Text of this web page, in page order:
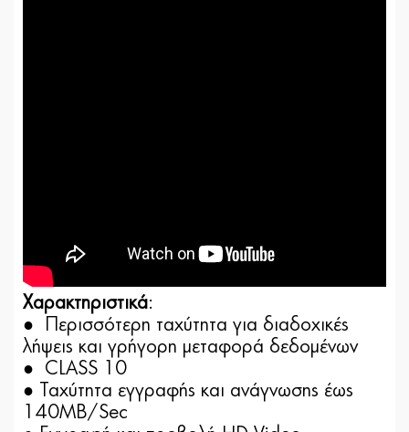
Χαρακτηριστικά:
● Περισσότερη ταχύτητα για διαδοχικές
λήψεις και γρήγορη μεταφορά δεδομένων
● CLASS 10
● Ταχύτητα εγγραφής και ανάγνωσης έως
140MB/Sec